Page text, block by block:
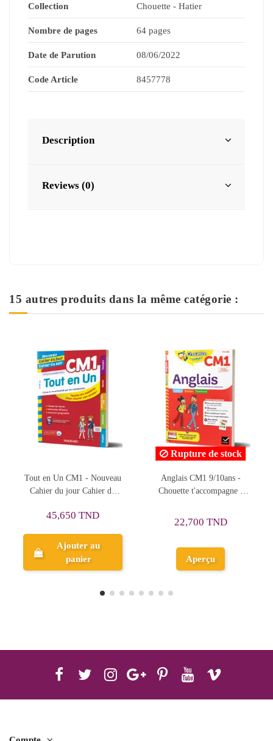
Collection Chouette - Hatier
Nombre de pages 64 pages
Date de Parution 08/06/2022
Code Article 8457778
Description
Reviews (0)
15 autres produits dans la même catégorie :
Anglais CM1 9/10ans -
Chouette t'accompagne -
22,700 TND
Aperçu
Je Réussis En Maths CM1 -
Boscher Ecole Primaire -
Ajouter au
panier